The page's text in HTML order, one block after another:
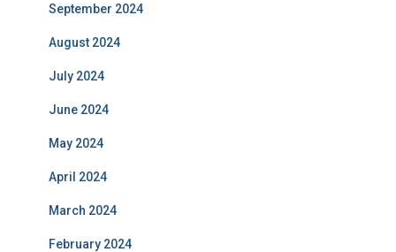
September 2024
August 2024
July 2024
June 2024
May 2024
April 2024
March 2024
February 2024